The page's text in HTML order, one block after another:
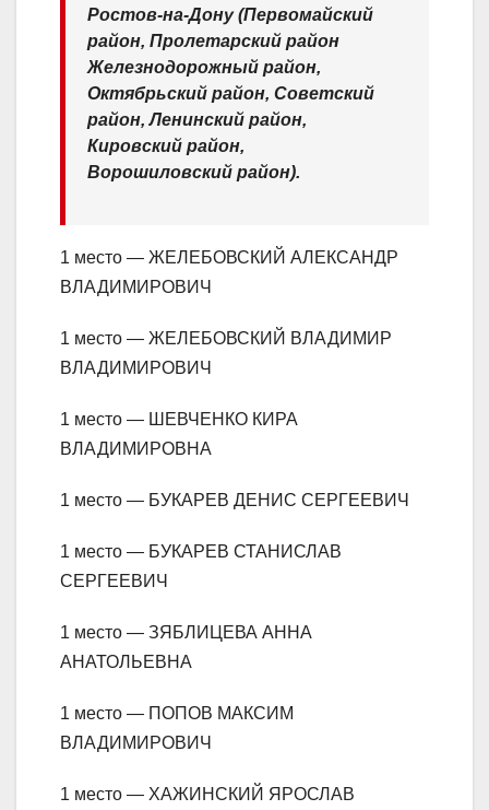
Ростов-на-Дону (Первомайский
район, Пролетарский район
Железнодорожный район,
Октябрьский район, Советский
район, Ленинский район,
Кировский район,
Ворошиловский район).
1 место — ЖЕЛЕБОВСКИЙ АЛЕКСАНДР
ВЛАДИМИРОВИЧ
1 место — ЖЕЛЕБОВСКИЙ ВЛАДИМИР
ВЛАДИМИРОВИЧ
1 место — ШЕВЧЕНКО КИРА
ВЛАДИМИРОВНА
1 место — БУКАРЕВ ДЕНИС СЕРГЕЕВИЧ
1 место — БУКАРЕВ СТАНИСЛАВ
СЕРГЕЕВИЧ
1 место — ЗЯБЛИЦЕВА АННА
АНАТОЛЬЕВНА
1 место — ПОПОВ МАКСИМ
ВЛАДИМИРОВИЧ
1 место — ХАЖИНСКИЙ ЯРОСЛАВ